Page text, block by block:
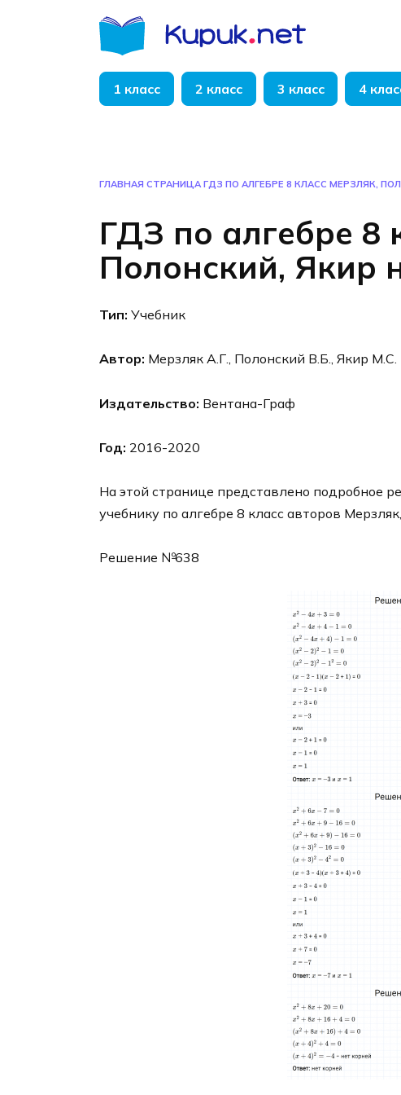
1 класс 2 класс 3 класс 4
ГЛАВНАЯ СТРАНИЦА ГДЗ ПО АЛГЕБРЕ 8 КЛАСС МЕРЗЛЯК,
ГДЗ по алгебре 8
Полонский, Якир
Тип: Учебник
Автор: Мерзляк А.Г., Полонский В.Б., Якир М.С.
Издательство: Вентана-Граф
Год: 2016-2020
На этой странице представлено подробное
учебнику по алгебре 8 класс авторов
Решение №638